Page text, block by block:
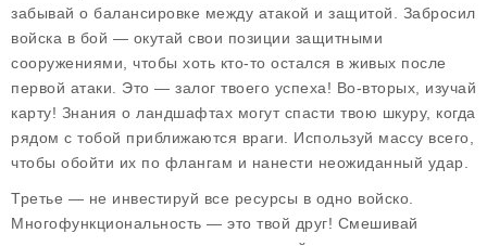
забывай о балансировке между атакой и защитой. Забросил
войска в бой — окутай свои позиции защитными
сооружениями, чтобы хоть кто-то остался в живых после
первой атаки. Это — залог твоего успеха! Во-вторых, изучай
карту! Знания о ландшафтах могут спасти твою шкуру, когда
рядом с тобой приближаются враги. Используй массу всего,
чтобы обойти их по флангам и нанести неожиданный удар.
Третье — не инвестируй все ресурсы в одно войско.
Многофункциональность — это твой друг! Смешивай